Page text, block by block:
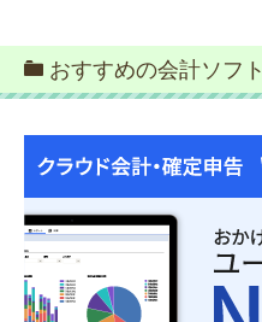
おすすめの会計ソフト